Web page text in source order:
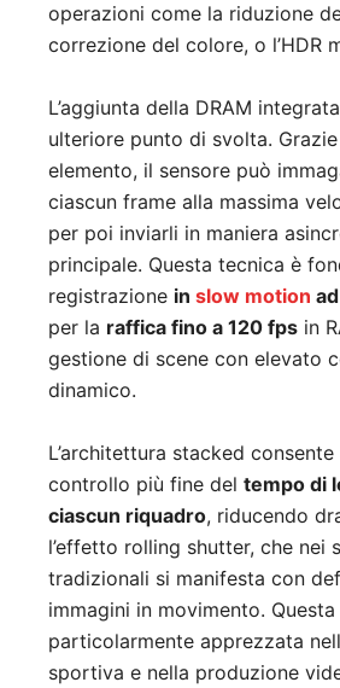
operazioni come la riduzione
correzione del colore, o l’HDR
L’aggiunta della DRAM
ulteriore punto di svolta.
elemento, il sensore può
ciascun frame alla massima
per poi inviarli in maniera
principale. Questa tecnica è
registrazione in slow motion
per la raffica fino a 120 fps in
gestione di scene con elevato
dinamico.
L’architettura stacked consente
controllo più fine del tempo di
ciascun riquadro, riducendo
l’effetto rolling shutter, che nei
tradizionali si manifesta con
immagini in movimento.
particolarmente apprezzata
sportiva e nella produzione